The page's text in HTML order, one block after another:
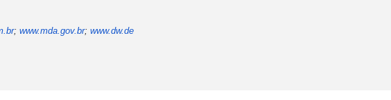
; www.mda.gov.br; www.dw.de